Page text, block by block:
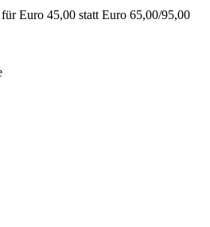
Euro 45,00 statt Euro 65,00/95,00